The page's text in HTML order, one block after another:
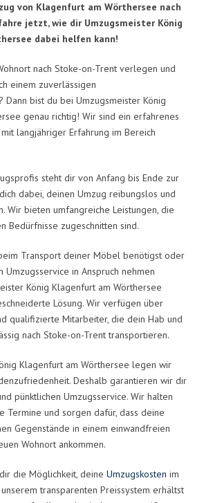
von Klagenfurt am Wörthersee nach
jetzt, wie dir Umzugsmeister König
dabei helfen kann!
nach Stoke-on-Trent verlegen und
einem zuverlässigen
Dann bist du bei Umzugsmeister König
genau richtig! Wir sind ein erfahrenes
langjähriger Erfahrung im Bereich
steht dir von Anfang bis Ende zur
dabei, deinen Umzug reibungslos und
Wir bieten umfangreiche Leistungen, die
Bedürfnisse zugeschnitten sind.
Transport deiner Möbel benötigst oder
in Anspruch nehmen
König Klagenfurt am Wörthersee
Lösung. Wir verfügen über
qualifizierte Mitarbeiter, die dein Hab und
nach Stoke-on-Trent transportieren.
Klagenfurt am Wörthersee legen wir
Deshalb garantieren wir dir
pünktlichen Umzugsservice. Wir halten
Termine und sorgen dafür, dass deine
Gegenstände in einem einwandfreien
Wohnort ankommen.
die Möglichkeit, deine Umzugskosten im
transparenten Preissystem erhältst